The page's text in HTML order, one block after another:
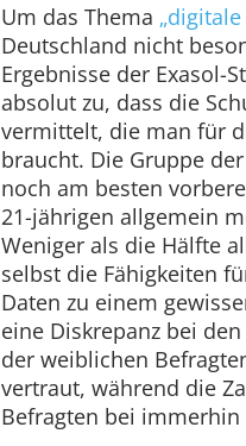
Um das Thema
Deutschland nicht
Ergebnisse der Exasol-
absolut zu, dass die
vermittelt, die man für
braucht. Die Gruppe
noch am besten
21-jährigen allgemein
Weniger als die Hälfte
selbst die Fähigkeiten
Daten zu einem
eine Diskrepanz bei
der weiblichen
vertraut, während die
Befragten bei immerhin